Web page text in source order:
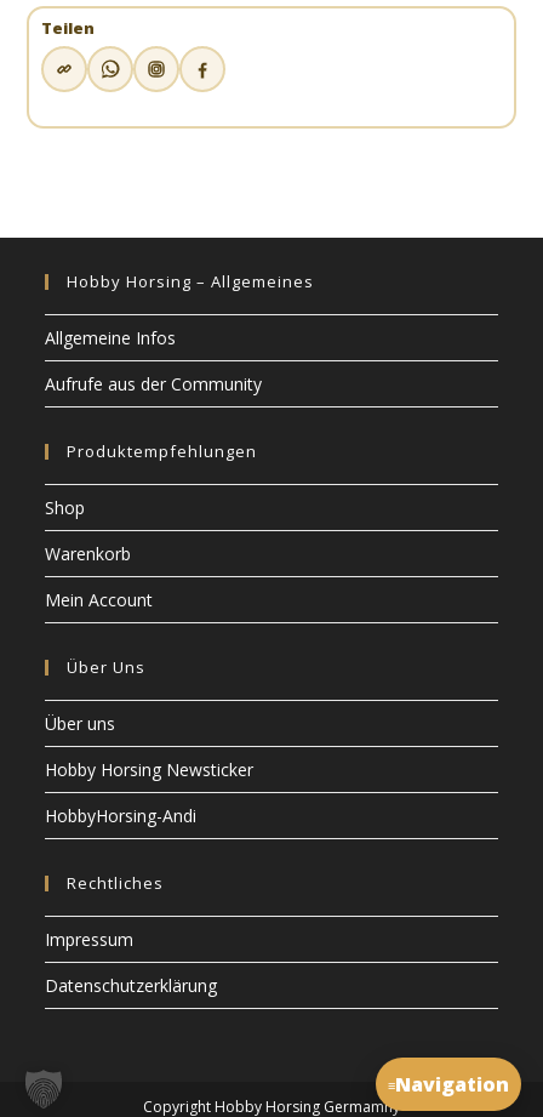
Teilen
Hobby Horsing – Allgemeines
Allgemeine Infos
Aufrufe aus der Community
Produktempfehlungen
Shop
Warenkorb
Mein Account
Über Uns
Über uns
Hobby Horsing Newsticker
HobbyHorsing-Andi
Rechtliches
Impressum
Datenschutzerklärung
Copyright Hobby Horsing Germamny
≡Navigation